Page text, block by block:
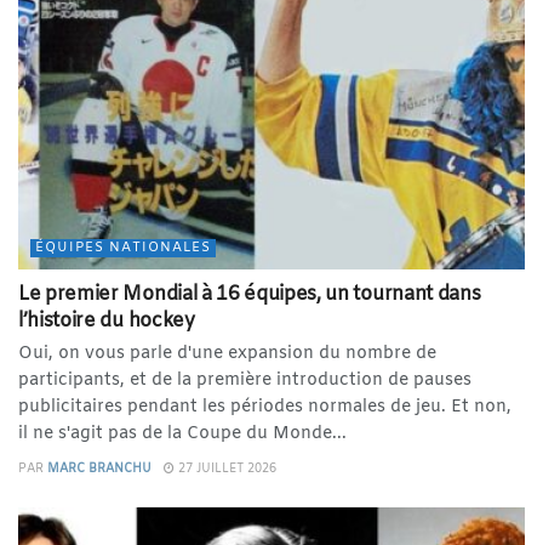
ÉQUIPES NATIONALES
Le premier Mondial à 16 équipes, un tournant dans
l’histoire du hockey
Oui, on vous parle d'une expansion du nombre de
participants, et de la première introduction de pauses
publicitaires pendant les périodes normales de jeu. Et non,
il ne s'agit pas de la Coupe du Monde...
PAR MARC BRANCHU 27 JUILLET 2026